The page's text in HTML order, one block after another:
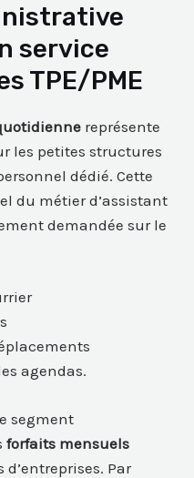
service
TPE/PME
représente
les petites structures
dédié. Cette
du métier d’assistant
demandée sur le
agendas.
segment
forfaits mensuels
Par